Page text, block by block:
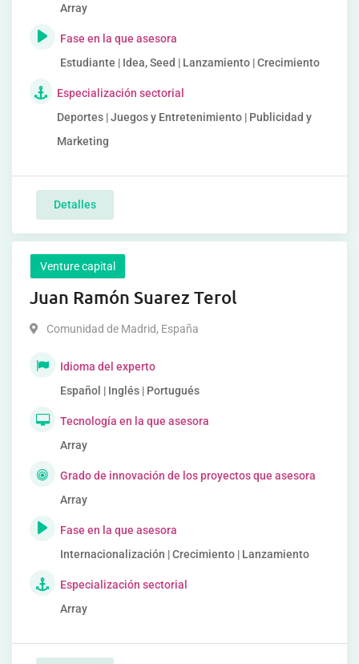
Array
Fase en la que asesora
Estudiante | Idea, Seed | Lanzamiento | Crecimiento
Especialización sectorial
Deportes | Juegos y Entretenimiento | Publicidad y
Marketing
Detalles
Venture capital
Juan Ramón Suarez Terol
Comunidad de Madrid, España
Idioma del experto
Español | Inglés | Portugués
Tecnología en la que asesora
Array
Grado de innovación de los proyectos que asesora
Array
Fase en la que asesora
Internacionalización | Crecimiento | Lanzamiento
Especialización sectorial
Array